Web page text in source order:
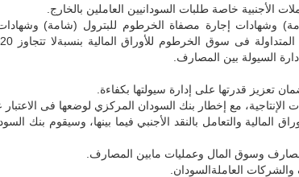
الأجنبية خاصة طلبات السودانيين العاملين بالخارج.
وشهادات إجارة مصفاة الخرطوم للبترول (شامة) وشهادات
السيولة بين المصارف.
تعزيز قدرتها على إدارة سيولتها بكفاءة.
مع إخطار بنك السودان المركزي لوضعها فى الاعتبار
المالية والتعامل بالنقد الأجنبي فيما بينها، وسيقوم بنك
وسوق المال وعمليات مابين المصارف.
العاملةالسودان.